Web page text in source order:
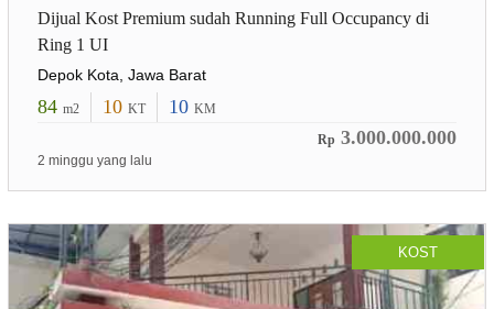
Dijual Kost Premium sudah Running Full Occupancy di
Ring 1 UI
Depok Kota, Jawa Barat
84 m2 10 KT 10 KM
Rp 3.000.000.000
2 minggu yang lalu
KOST